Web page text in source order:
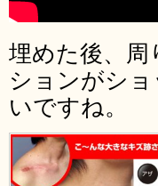
埋めた後、
ションがシ
いですね。